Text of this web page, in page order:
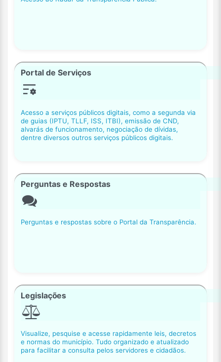
Portal de Serviços
Acesso a serviços públicos digitais, como a segunda via
de guias (IPTU, TLLF, ISS, ITBI), emissão de CND,
alvarás de funcionamento, negociação de dívidas,
dentre diversos outros serviços públicos digitais.
Perguntas e Respostas
Perguntas e respostas sobre o Portal da Transparência.
Legislações
Visualize, pesquise e acesse rapidamente leis, decretos
e normas do município. Tudo organizado e atualizado
para facilitar a consulta pelos servidores e cidadãos.